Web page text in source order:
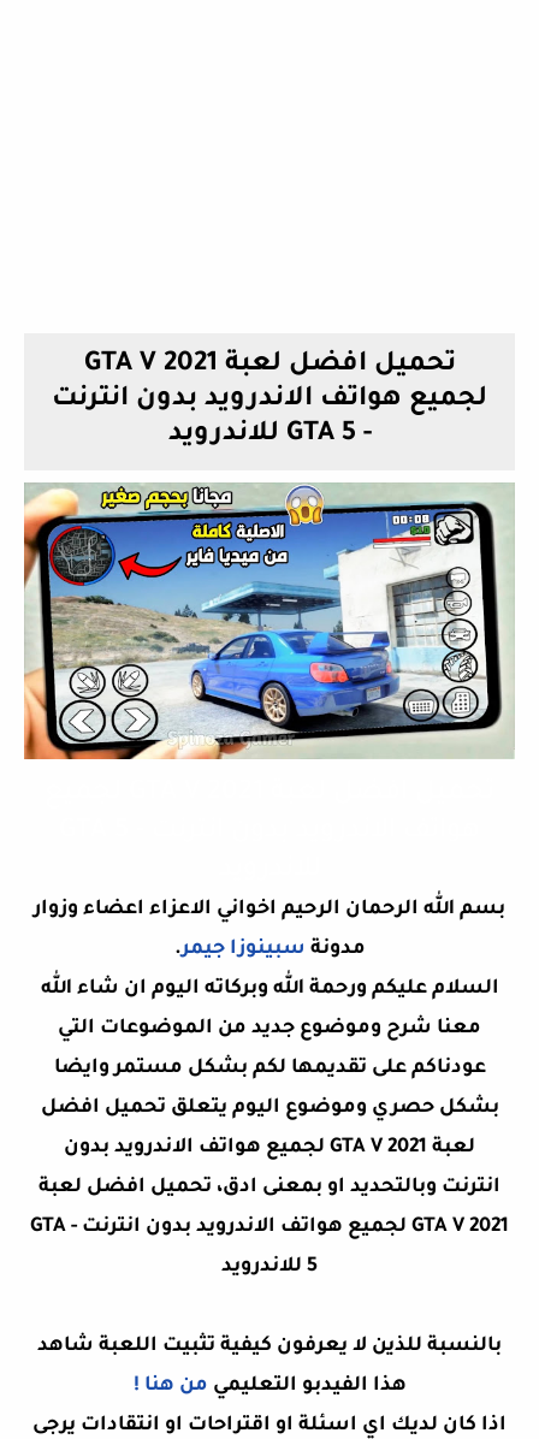
تحميل افضل لعبة GTA V 2021
لجميع هواتف الاندرويد بدون انترنت
- GTA 5 للاندرويد
بسم الله الرحمان الرحيم اخواني الاعزاء اعضاء وزوار
مدونة سبينوزا جيمر.
السلام عليكم ورحمة الله وبركاته اليوم ان شاء الله
معنا شرح وموضوع جديد من الموضوعات التي
عودناكم على تقديمها لكم بشكل مستمر وايضا
بشكل حصري وموضوع اليوم يتعلق تحميل افضل
لعبة GTA V 2021 لجميع هواتف الاندرويد بدون
انترنت وبالتحديد او بمعنى ادق، تحميل افضل لعبة
GTA V 2021 لجميع هواتف الاندرويد بدون انترنت - GTA
5 للاندرويد
بالنسبة للذين لا يعرفون كيفية تثبيت اللعبة شاهد
هذا الفيدبو التعليمي من هنا !
اذا كان لديك اي اسئلة او اقتراحات او انتقادات يرجى